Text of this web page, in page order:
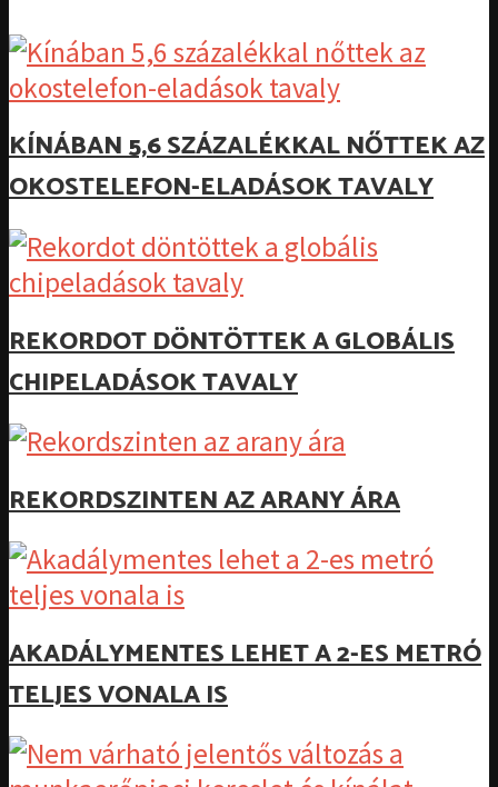
KÍNÁBAN 5,6 SZÁZALÉKKAL NŐTTEK AZ
OKOSTELEFON-ELADÁSOK TAVALY
REKORDOT DÖNTÖTTEK A GLOBÁLIS
CHIPELADÁSOK TAVALY
REKORDSZINTEN AZ ARANY ÁRA
AKADÁLYMENTES LEHET A 2-ES METRÓ
TELJES VONALA IS